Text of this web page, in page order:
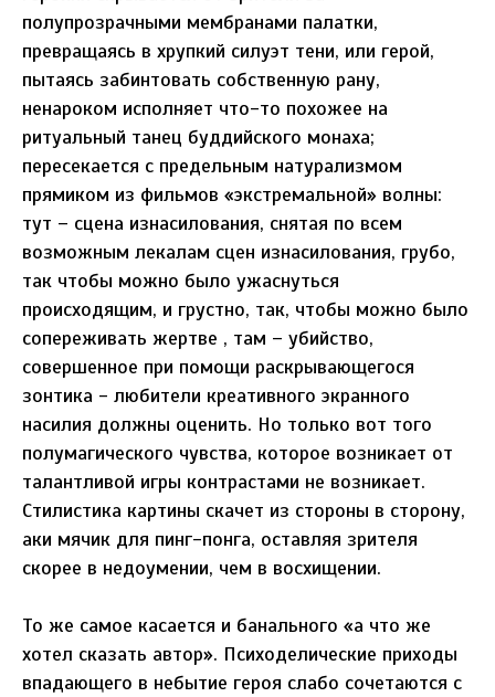
полупрозрачными мембранами палатки,
превращаясь в хрупкий силуэт тени, или герой,
пытаясь забинтовать собственную рану,
ненароком исполняет что-то похожее на
ритуальный танец буддийского монаха;
пересекается с предельным натурализмом
прямиком из фильмов «экстремальной» волны:
тут – сцена изнасилования, снятая по всем
возможным лекалам сцен изнасилования, грубо,
так чтобы можно было ужаснуться
происходящим, и грустно, так, чтобы можно было
сопереживать жертве , там – убийство,
совершенное при помощи раскрывающегося
зонтика - любители креативного экранного
насилия должны оценить. Но только вот того
полумагического чувства, которое возникает от
талантливой игры контрастами не возникает.
Стилистика картины скачет из стороны в сторону,
аки мячик для пинг-понга, оставляя зрителя
скорее в недоумении, чем в восхищении.
То же самое касается и банального «а что же
хотел сказать автор». Психоделические приходы
впадающего в небытие героя слабо сочетаются с